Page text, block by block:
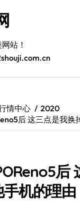
站！
情中心
2020
后 这三点是我换
后
机的理由